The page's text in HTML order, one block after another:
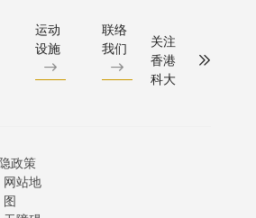
统。 在科
运动
设施
联络
我们
关注
香港
科大
政策
网站地
图